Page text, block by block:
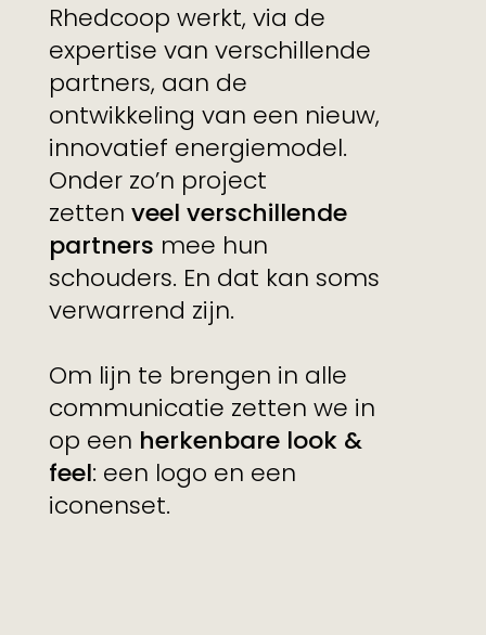
Rhedcoop werkt, via de
expertise van verschillende
partners, aan de
ontwikkeling van een nieuw,
innovatief energiemodel.
Onder zo’n project
zetten veel verschillende
partners mee hun
schouders. En dat kan soms
verwarrend zijn.
Om lijn te brengen in alle
communicatie zetten we in
op een herkenbare look &
feel: een logo en een
iconenset.